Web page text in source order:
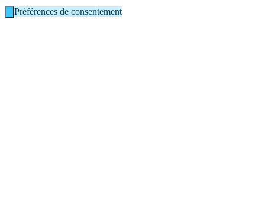
Préférences de consentement